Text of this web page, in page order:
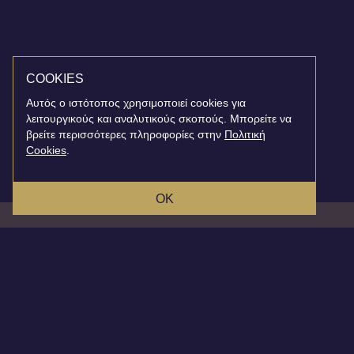
COOKIES
Αυτός ο ιστότοπος χρησιμοποιεί cookies για
λειτουργικούς και αναλυτικούς σκοπούς. Μπορείτε να
βρείτε περισσότερες πληροφορίες στην Πολιτική
Cookies
OK